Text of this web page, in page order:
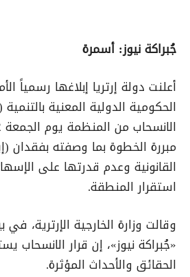
جُبراكة نيوز: أسمرة
أعلنت دولة إرتريا إبلاغها رسمياً
الحكومية الدولية المعنية بالتنمية
مبررة الخطوة بما وصفته بفقدان
القانونية وعدم قدرتها على
استقرار المنطقة.
وقالت وزارة الخارجية الإرترية،
«جُبراكة نيوز»، إن قرار الانسحاب
الحقائق والأحداث المؤثرة.